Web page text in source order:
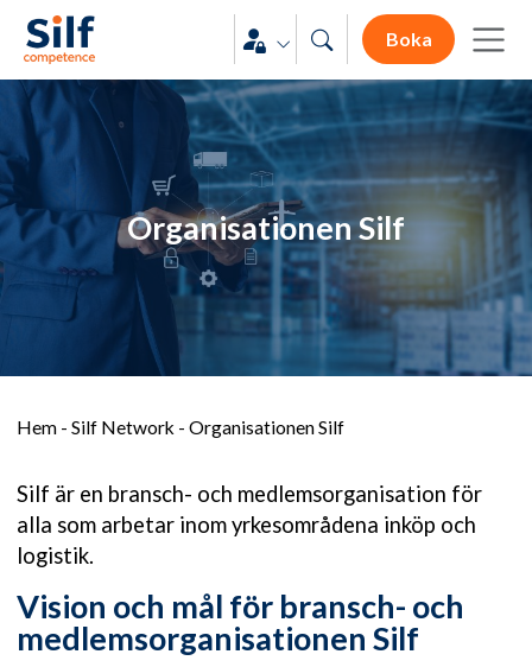
Boka
Organisationen Silf
Hem- Silf Network - Organisationen Silf
Silf är en bransch- och medlemsorganisation för
alla som arbetar inom yrkesområdena inköp och
logistik.
Vision och mål för bransch- och
medlemsorganisationen Silf